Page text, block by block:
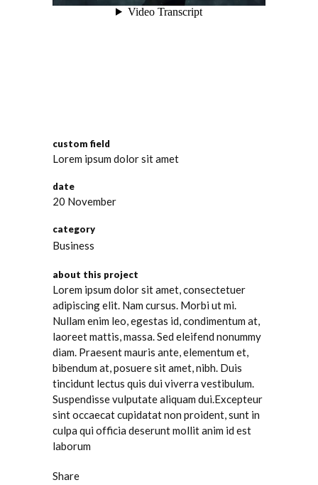
custom field
Lorem ipsum dolor sit amet
date
20 November
category
Business
about this project
Lorem ipsum dolor sit amet, consectetuer
adipiscing elit. Nam cursus. Morbi ut mi.
Nullam enim leo, egestas id, condimentum at,
laoreet mattis, massa. Sed eleifend nonummy
diam. Praesent mauris ante, elementum et,
bibendum at, posuere sit amet, nibh. Duis
tincidunt lectus quis dui viverra vestibulum.
Suspendisse vulputate aliquam dui.Excepteur
sint occaecat cupidatat non proident, sunt in
culpa qui officia deserunt mollit anim id est
laborum
Share